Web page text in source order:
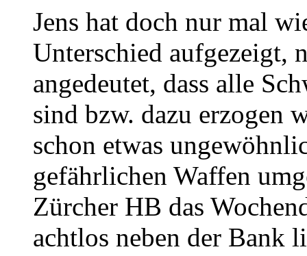
Jens hat doch nur mal
Unterschied aufgezeigt,
angedeutet, dass alle
sind bzw. dazu erzogen
schon etwas
gefährlichen Waffen
Zürcher HB das
achtlos neben der Bank